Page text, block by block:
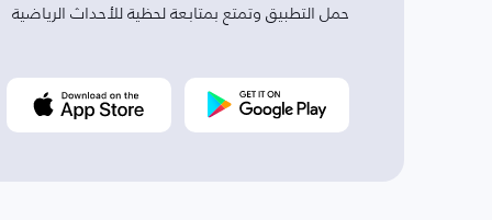
حمل التطبيق وتمتع بمتابعة لحظية للأحداث الرياضية